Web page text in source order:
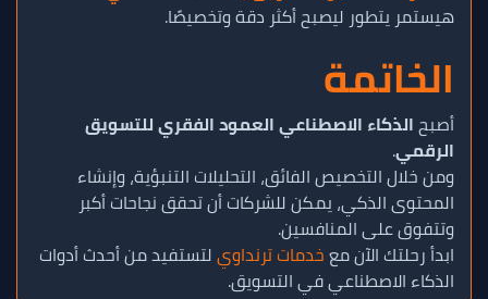
هيستمر يتطور ليصبح أكثر دقة وتخصيصًا.
الخاتمة
أصبحالذكاء الاصطناعي العمود الفقري للتسويق
الرقمي.
ومن خلال التخصيص الفائق، التحليلات التنبؤية، وإنشاء
المحتوى الذكي، يمكن للشركات أن تحقق نجاحات أكبر
وتتفوق على المنافسين.
ابدأ رحلتك الآن معخدمات ترنداويلتستفيد من أحدث أدوات
الذكاء الاصطناعي في التسويق.